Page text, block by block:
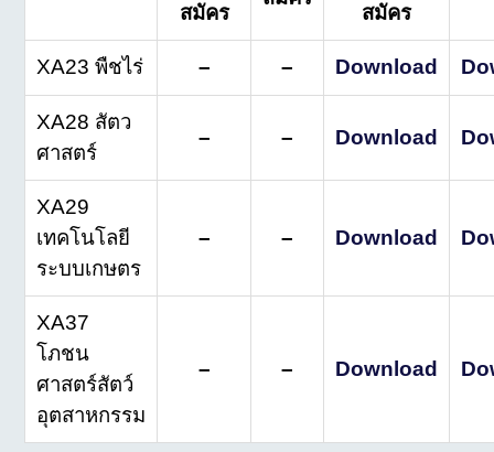
สมัคร
สมัคร
XA23 พืชไร่ – – Download
XA28 สัตว
ศาสตร์
– – Download
XA29
เทคโนโลยี
ระบบเกษตร
– – Download
XA37
โภชน
ศาสตร์สัตว์
อุตสาหกรรม
– – Download